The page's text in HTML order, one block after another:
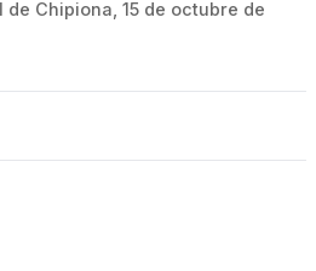
Chipiona, 15 de octubre de